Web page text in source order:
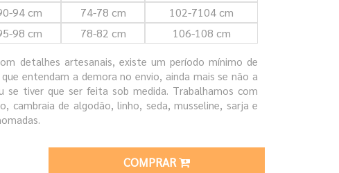
94 cm 74-78 cm
102-7104 cm
98 cm 78-82 cm 106-108 cm
detalhes artesanais, existe um período mínimo de
entendam a demora no envio, ainda mais se não a
se tiver que ser feita sob medida. Trabalhamos com
cambraia de algodão, linho, seda, musseline, sarja e
COMPRAR